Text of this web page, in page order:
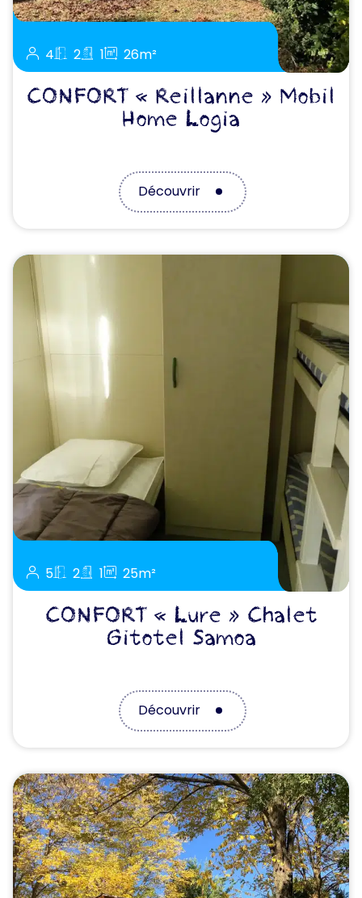
4 2 1 26m²
CONFORT « Reillanne » Mobil
Home Logia
Découvrir
5 2 1 25m²
CONFORT « Lure » Chalet
Gitotel Samoa
Découvrir